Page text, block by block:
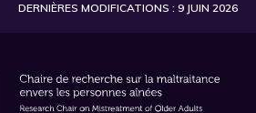
DERNIÈRES MODIFICATIONS : 9 JUIN 2026